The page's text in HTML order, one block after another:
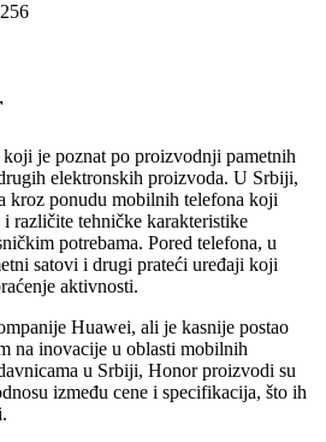
je poznat po proizvodnji pametnih
elektronskih proizvoda. U Srbiji,
kroz ponudu mobilnih telefona koji
različite tehničke karakteristike
potrebama. Pored telefona, u
satovi i drugi prateći uređaji koji
aktivnosti.
Huawei, ali je kasnije postao
na inovacije u oblasti mobilnih
u Srbiji, Honor proizvodi su
između cene i specifikacija, što ih